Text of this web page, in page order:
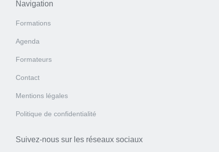
Navigation
Formations
Agenda
Formateurs
Contact
Mentions légales
Politique de confidentialité
Suivez-nous sur les réseaux sociaux